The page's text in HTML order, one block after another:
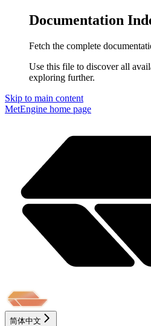
Documentation
Fetch the complete
Use this file to discover all
exploring further.
Skip to main content
MetEngine home page
简体中文